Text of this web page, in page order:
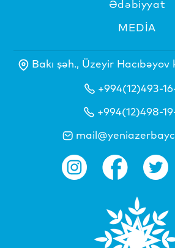
Ədəbiyyat
MEDİA
Bakı şəh., Üzeyir
+994(12)493-
+994(12)498-